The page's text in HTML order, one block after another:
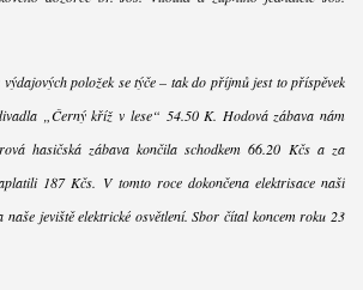
položek se týče – tak do příjmů jest to příspěvek
„Černý kříž v lese“ 54.50 K. Hodová zábava nám
hasičská zábava končila schodkem 66.20 Kčs a za
187 Kčs. V tomto roce dokončena elektrisace naší
naše jeviště elektrické osvětlení. Sbor čítal koncem roku 23